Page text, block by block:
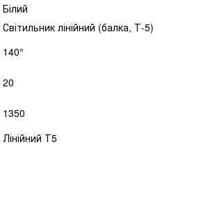
Білий
Світильник лінійний (балка, Т-5)
140°
20
1350
Лінійний Т5